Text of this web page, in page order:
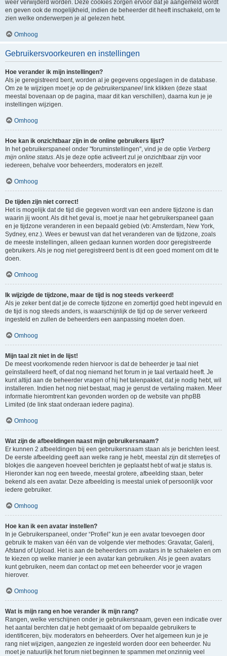
weer verwijderd worden. Deze cookies zorgen ervoor dat je aangemeld wordt
en geven ook de mogelijkheid, indien de beheerder dit heeft inschakeld, om te
zien welke onderwerpen je al gelezen hebt.
Omhoog
Gebruikersvoorkeuren en instellingen
Hoe verander ik mijn instellingen?
Als je geregistreerd bent, worden al je gegevens opgeslagen in de database.
Om ze te wijzigen moet je op de gebruikerspaneel link klikken (deze staat
meestal bovenaan op de pagina, maar dit kan verschillen), daarna kun je je
instellingen wijzigen.
Omhoog
Hoe kan ik onzichtbaar zijn in de online gebruikers lijst?
In het gebruikerspaneel onder "foruminstellingen", vind je de optie Verberg
mijn online status. Als je deze optie activeert zul je onzichtbaar zijn voor
iedereen, behalve voor beheerders, moderators en jezelf.
Omhoog
De tijden zijn niet correct!
Het is mogelijk dat de tijd die gegeven wordt van een andere tijdzone is dan
waarin jij woont. Als dit het geval is, moet je naar het gebruikerspaneel gaan
en je tijdzone veranderen in een bepaald gebied (vb: Amsterdam, New York,
Sydney, enz.). Wees er bewust van dat het veranderen van de tijdzone, zoals
de meeste instellingen, alleen gedaan kunnen worden door geregistreerde
gebruikers. Als je nog niet geregistreerd bent is dit een goed moment om dit te
doen.
Omhoog
Ik wijzigde de tijdzone, maar de tijd is nog steeds verkeerd!
Als je zeker bent dat je de correcte tijdzone en zomertijd goed hebt ingevuld en
de tijd is nog steeds anders, is waarschijnlijk de tijd op de server verkeerd
ingesteld en zullen de beheerders een aanpassing moeten doen.
Omhoog
Mijn taal zit niet in de lijst!
De meest voorkomende reden hiervoor is dat de beheerder je taal niet
geïnstalleerd heeft, of dat nog niemand het forum in je taal vertaald heeft. Je
kunt altijd aan de beheerder vragen of hij het talenpakket, dat je nodig hebt, wil
installeren. Indien het nog niet bestaat, mag je gerust de vertaling maken. Meer
informatie hieromtrent kan gevonden worden op de website van phpBB
Limited (de link staat onderaan iedere pagina).
Omhoog
Wat zijn de afbeeldingen naast mijn gebruikersnaam?
Er kunnen 2 afbeeldingen bij een gebruikersnaam staan als je berichten leest.
De eerste afbeelding geeft aan welke rang je hebt, meestal zijn dit sterretjes of
blokjes die aangeven hoeveel berichten je geplaatst hebt of wat je status is.
Hieronder kan nog een tweede, meestal grotere, afbeelding staan, beter
bekend als een avatar. Deze afbeelding is meestal uniek of persoonlijk voor
iedere gebruiker.
Omhoog
Hoe kan ik een avatar instellen?
In je Gebruikerspaneel, onder “Profiel” kun je een avatar toevoegen door
gebruik te maken van één van de volgende vier methodes: Gravatar, Galerij,
Afstand of Upload. Het is aan de beheerders om avatars in te schakelen en om
te kiezen op welke manier je een avatar kan gebruiken. Als je geen avatars
kunt gebruiken, neem dan contact op met een beheerder voor je vragen
hierover.
Omhoog
Wat is mijn rang en hoe verander ik mijn rang?
Rangen, welke verschijnen onder je gebruikersnaam, geven een indicatie over
het aantal berchten dat je hebt gemaakt of om bepaalde gebruikers te
identificeren, bijv. moderators en beheerders. Over het algemeen kun je je
rang niet wijzigen, aangezien ze ingesteld worden door een beheerder. Nu
moet je natuurlijk het forum niet beginnen te spammen met onzinnig veel